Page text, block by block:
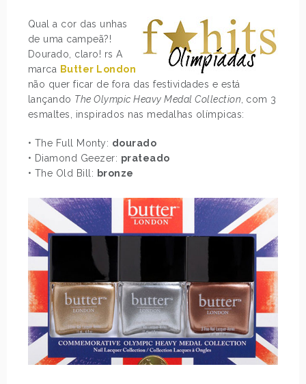
Qual a cor das unhas
de uma campeã?!
Dourado, claro! rs A
marca Butter London
não quer ficar de fora das festividades e está
lançando The Olympic Heavy Medal Collection com 3
esmaltes, inspirados nas medalhas olímpicas:
• The Full Monty: dourado
• Diamond Geezer: prateado
• The Old Bill: bronze
POST ANTERIOR
BATALHA: SELENA GOMEZ
PRÓXIMO POST
LOOK DO DIA: CALÇA
BURGUNDY